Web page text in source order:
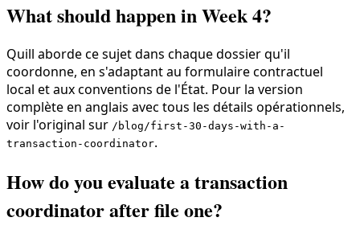
What should happen in Week 4?
Quill aborde ce sujet dans chaque dossier qu'il
coordonne, en s'adaptant au formulaire contractuel
local et aux conventions de l'État. Pour la version
complète en anglais avec tous les détails opérationnels,
voir l'original sur /blog/first-30-days-with-a-
transaction-coordinator.
How do you evaluate a transaction
coordinator after file one?